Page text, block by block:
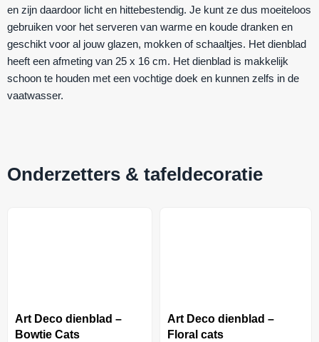
en zijn daardoor licht en hittebestendig. Je kunt ze dus moeiteloos
gebruiken voor het serveren van warme en koude dranken en
geschikt voor al jouw glazen, mokken of schaaltjes. Het dienblad
heeft een afmeting van 25 x 16 cm. Het dienblad is makkelijk
schoon te houden met een vochtige doek en kunnen zelfs in de
vaatwasser.
Onderzetters & tafeldecoratie
Art Deco dienblad –
Bowtie Cats
Art Deco dienblad –
Floral cats